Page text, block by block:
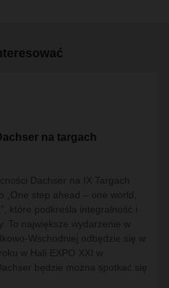
na targach
Dachser na IX Targach
„One step ahead – one world,
które podkreśla integralność i
To największe wydarzenie w
Wschodniej odbędzie się w
w Hali EXPO XXI w
będzie można spotkać się